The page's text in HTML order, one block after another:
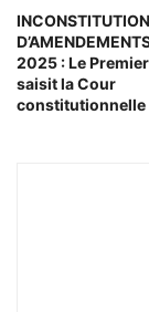
2025 : Le
saisit la Cour
constitutionnelle